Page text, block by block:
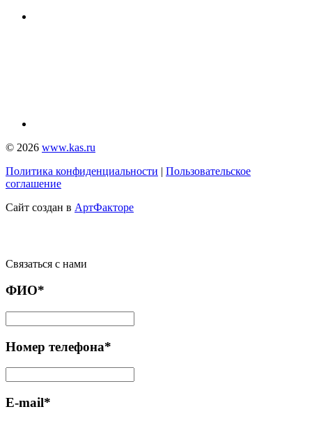
© 2026 www.kas.ru
Политика конфиденциальности | Пользовательское
соглашение
Сайт создан в АртФакторе
Связаться с нами
ФИО*
Номер телефона*
E-mail*